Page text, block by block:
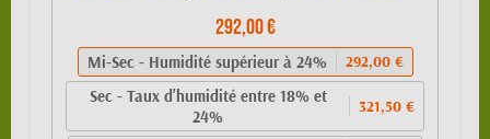
292,00 €
Mi-Sec - Humidité supérieur à 24% 292,00 €
Sec - Taux d'humidité entre 18% et
24%
321,50 €